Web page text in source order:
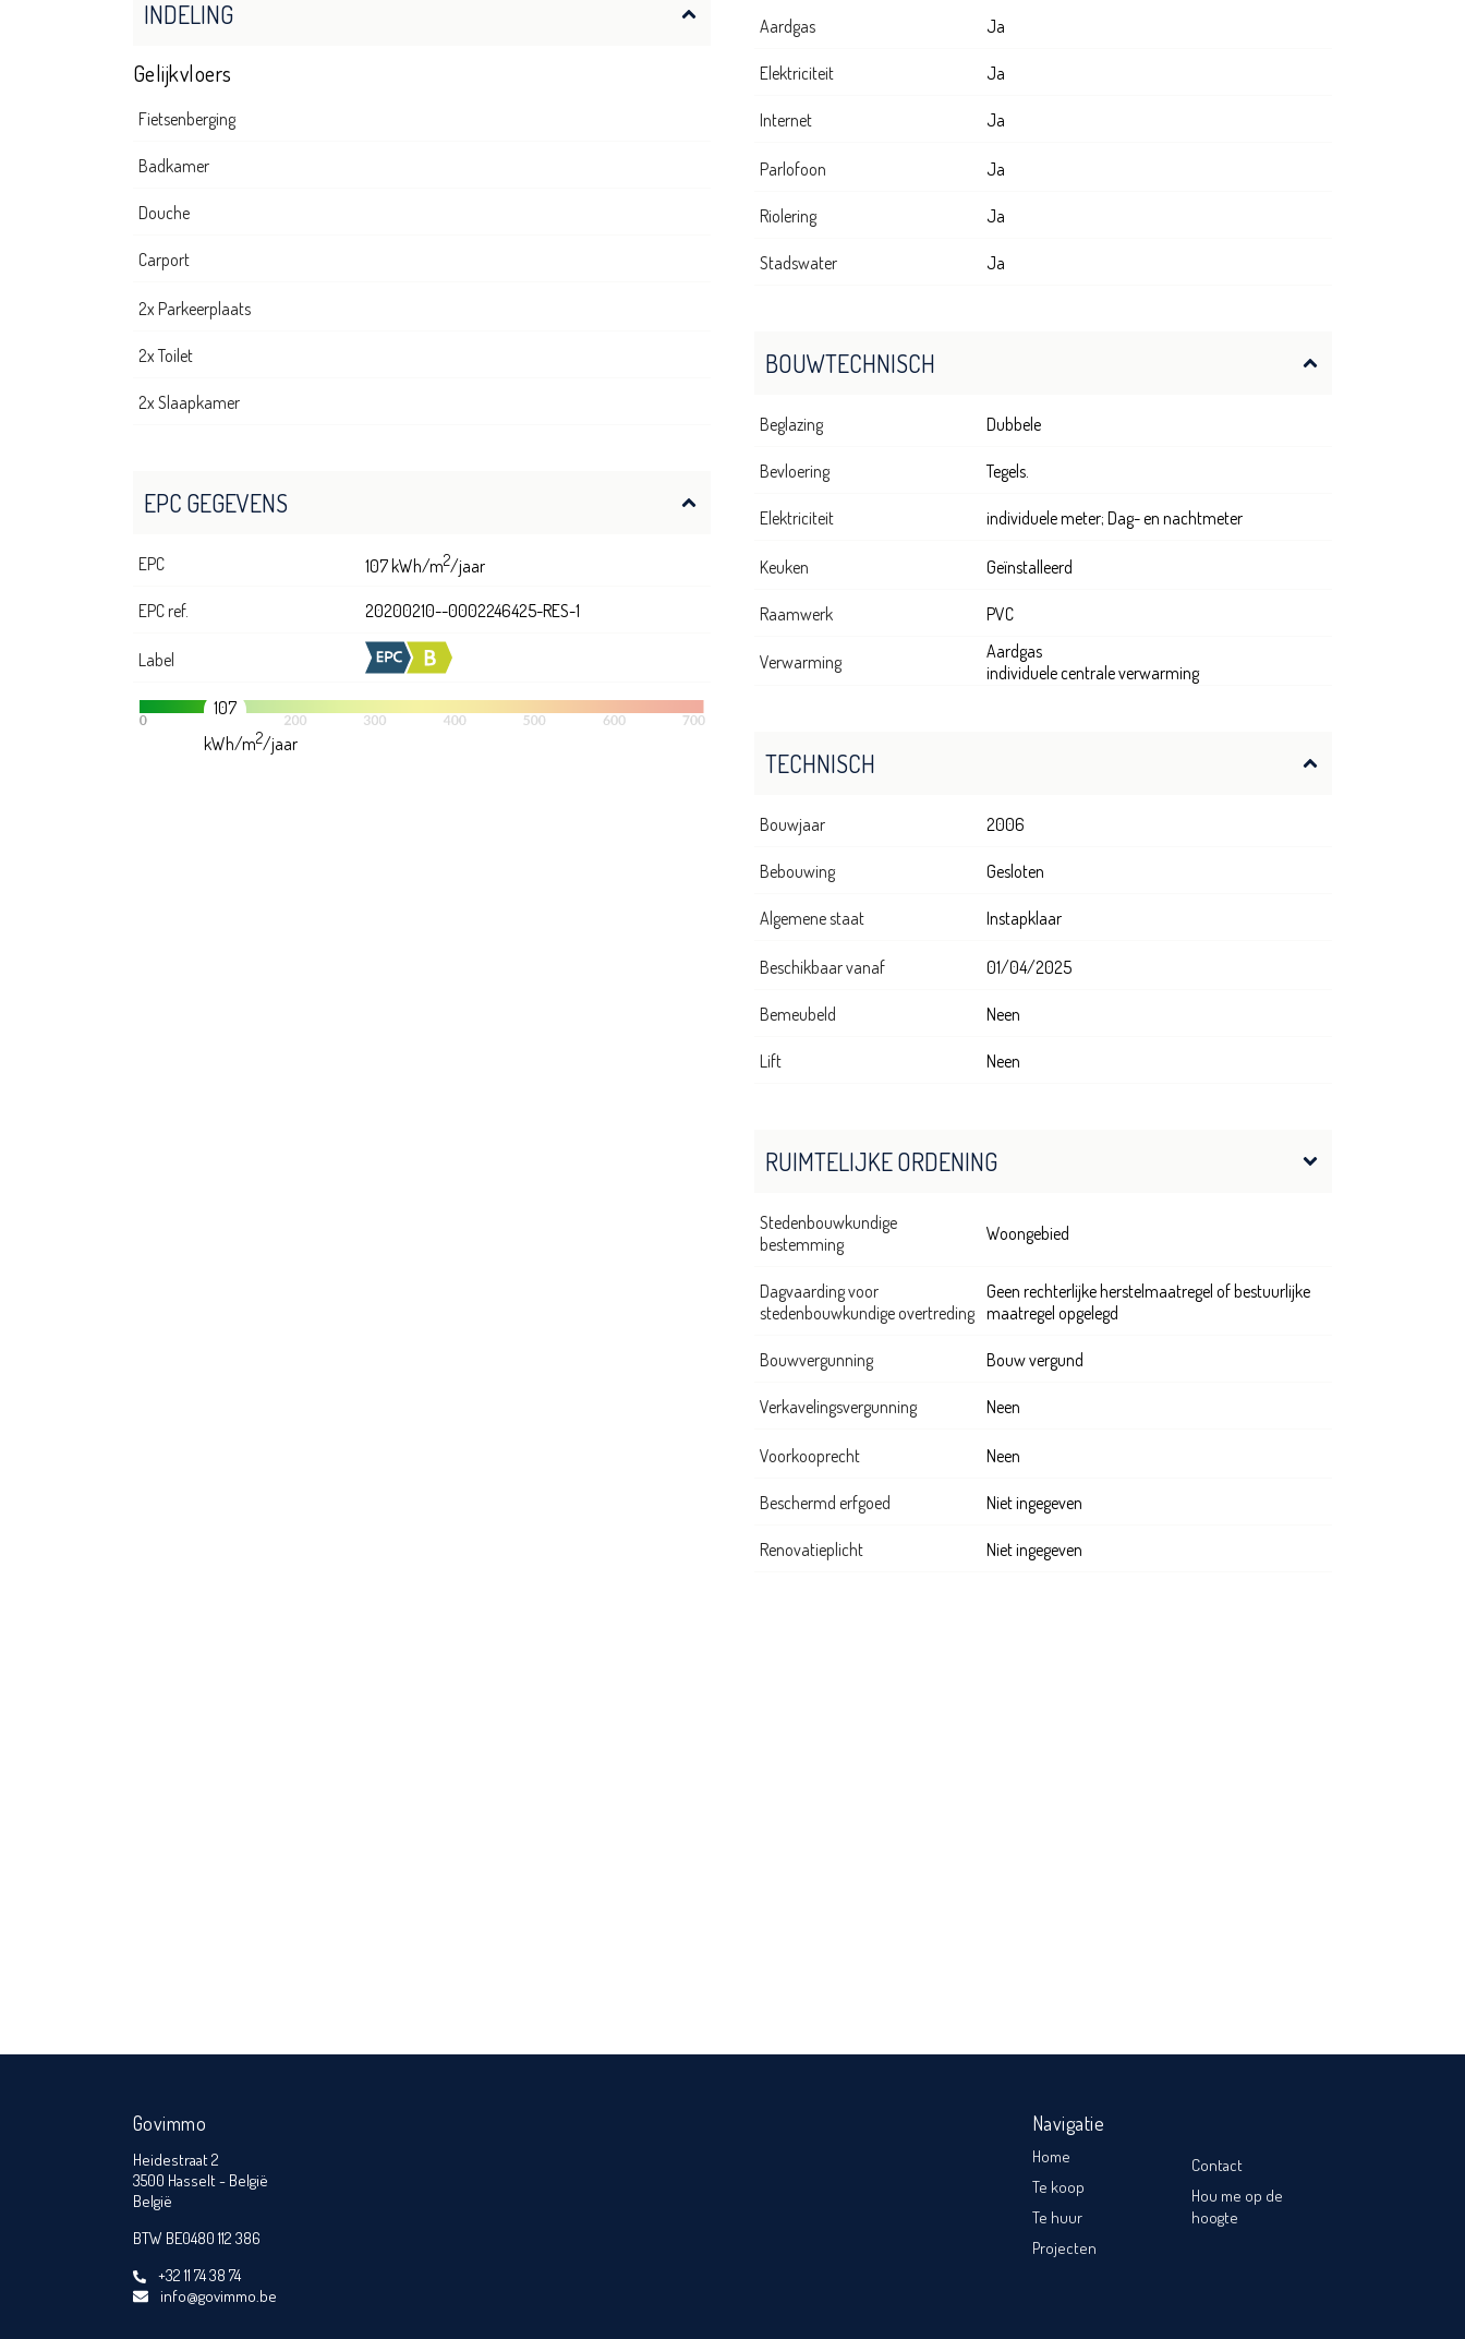
INDELING
Gelijkvloers
Fietsenberging
Badkamer
Douche
Carport
2x Parkeerplaats
2x Toilet
2x Slaapkamer
EPC GEGEVENS
EPC 107 kWh/m2/jaar
EPC ref. 20200210--0002246425-RES-1
Label
107
kWh/m2/jaar
Aardgas Ja
Elektriciteit Ja
Internet Ja
Parlofoon Ja
Riolering Ja
Stadswater Ja
BOUWTECHNISCH
Beglazing Dubbele
Bevloering Tegels.
Elektriciteit individuele meter; Dag- en nachtmeter
Keuken Geïnstalleerd
Raamwerk PVC
Verwarming
Aardgas
individuele centrale verwarming
TECHNISCH
Bouwjaar 2006
Bebouwing Gesloten
Algemene staat Instapklaar
Beschikbaar vanaf 01/04/2025
Bemeubeld Neen
Lift Neen
RUIMTELIJKE ORDENING
Stedenbouwkundige
bestemming
Woongebied
Dagvaarding voor
stedenbouwkundige overtreding
Geen rechterlijke herstelmaatregel of bestuurlijke
maatregel opgelegd
Bouwvergunning Bouw vergund
Verkavelingsvergunning Neen
Voorkooprecht Neen
Beschermd erfgoed Niet ingegeven
Renovatieplicht Niet ingegeven
Govimmo
Heidestraat 2
3500 Hasselt - België
België
BTW BE0480 112 386
+32 11 74 38 74
info@govimmo.be
Navigatie
Home
Te koop
Te huur
Projecten
Contact
Hou me op de
hoogte